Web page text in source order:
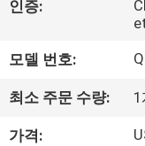
개
공
인증:
모델 번호:
최소 주문 수량:
가격: